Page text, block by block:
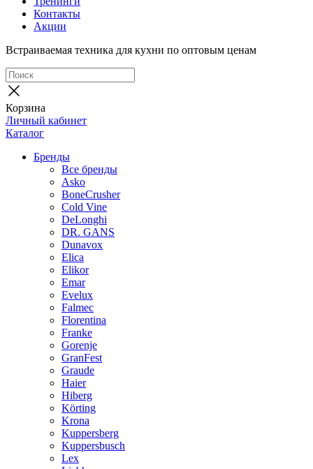
Контакты
Акции
Встраиваемая техника для кухни по оптовым ценам
Корзина
Личный кабинет
Каталог
Бренды
Все бренды
Asko
BoneCrusher
Cold Vine
DeLonghi
DR. GANS
Dunavox
Elica
Elikor
Emar
Evelux
Falmec
Florentina
Franke
Gorenje
GranFest
Graude
Haier
Hiberg
Körting
Krona
Kuppersberg
Kuppersbusch
Lex